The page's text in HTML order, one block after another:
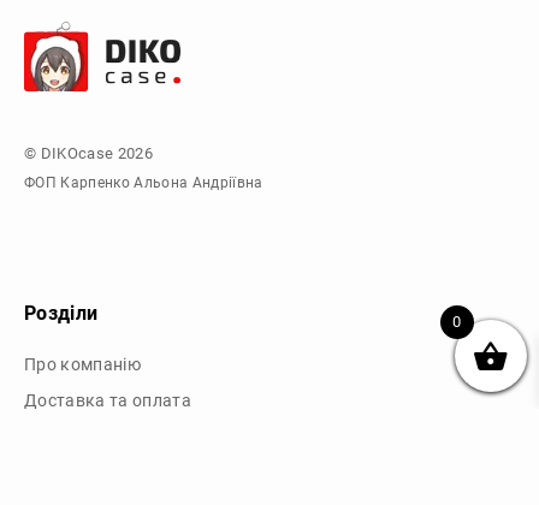
© DIKOcase 2026
ФОП Карпенко Альона Андріївна
Розділи
Про компанію
Доставка та оплата
0